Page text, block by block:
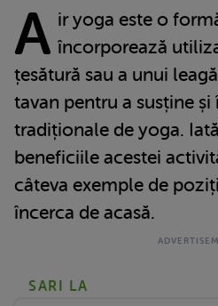
A ir yoga este o
încorporează
țesătură sau a unui
tavan pentru a susține
tradiționale de yoga.
beneficiile acestei
câteva exemple de
încerca de acasă.
SARI LA